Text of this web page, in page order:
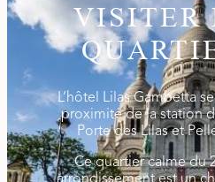
VISITER
L’hôtel Lilas Gambetta
proximité de la station
Porte des Lilas et
Ce quartier calme du